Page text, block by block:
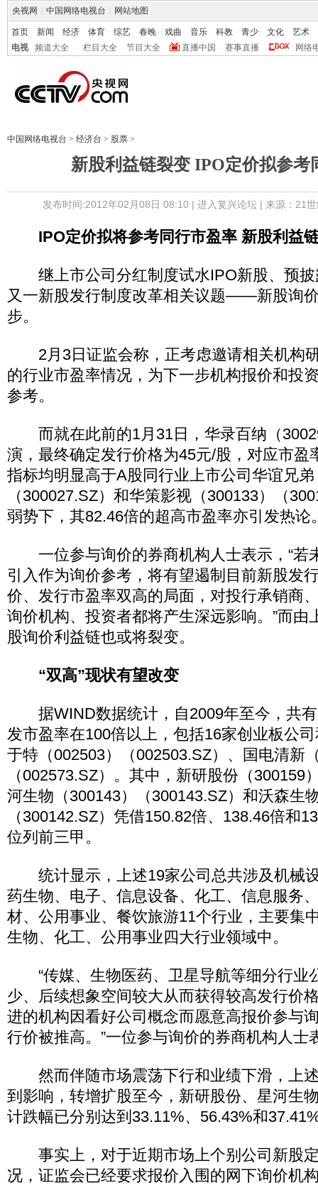
央视网 中国网络电视台 网站地图
首页 新闻 经济 体育 综艺 春晚 戏曲 音乐 科教 青少 文化
艺术
电视
频道大全 栏目大全 节目大全 直播中国 赛事直播 网络
中国网络电视台 > 经济台 > 股票 >
新股利益链裂变 IPO定价拟参考
发布时间:2012年02月08日 08:10 | 进入复兴论坛| 来源：21
IPO定价拟将参考同行市盈率 新股利益
继上市公司分红制度试水IPO新股、预披
又一新股发行制度改革相关议题——新股询
步。
2月3日证监会称，正考虑邀请相关机构
的行业市盈率情况，为下一步机构报价和投
参考。
而就在此前的1月31日，华录百纳（
演，最终确定发行价格为45元/股，对应市盈
指标均明显高于A股同行业上市公司华谊兄
（300027.SZ）和华策影视（300133）（
弱势下，其82.46倍的超高市盈率亦引发热论
一位参与询价的券商机构人士表示，“若
引入作为询价参考，将有望遏制目前新股发
价、发行市盈率双高的局面，对投行承销商
询价机构、投资者都将产生深远影响。”而由
股询价利益链也或将裂变。
“双高”现状有望改变
据WIND数据统计，自2009年至今，共有
发市盈率在100倍以上，包括16家创业板公
于特（002503）（002503.SZ）、国电清新
（002573.SZ）。其中，新研股份（300159
河生物（300143）（300143.SZ）和沃森生
（300142.SZ）凭借150.82倍、138.46倍和
位列前三甲。
统计显示，上述19家公司总共涉及机械
药生物、电子、信息设备、化工、信息服务
材、公用事业、餐饮旅游11个行业，主要集
生物、化工、公用事业四大行业领域中。
“传媒、生物医药、卫星导航等细分行业
少、后续想象空间较大从而获得较高发行价
进的机构因看好公司概念而愿意高报价参与
行价被推高。”一位参与询价的券商机构人士
然而伴随市场震荡下行和业绩下滑，上述
到影响，转增扩股至今，新研股份、星河生
计跌幅已分别达到33.11%、56.43%和
事实上，对于近期市场上个别公司新股
况，证监会已经要求报价入围的网下询价机